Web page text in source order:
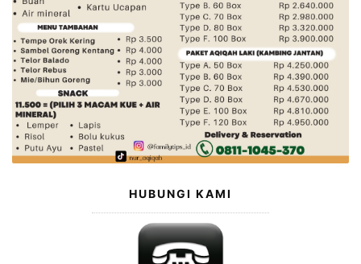
HUBUNGI KAMI